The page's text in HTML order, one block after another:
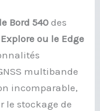
le Bord 540 des
ou le Edge
multibande
incomparable,
le stockage de